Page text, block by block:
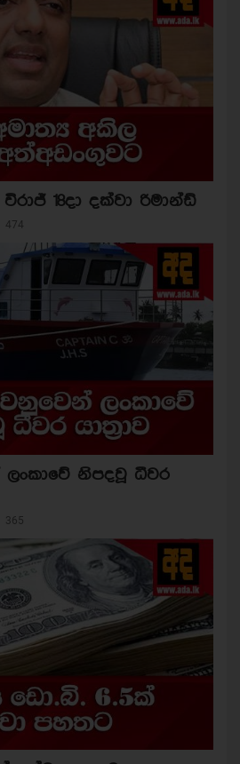
18දා දක්වා රිමාන්ඩ්
474
නිපදවූ ධීවර
365